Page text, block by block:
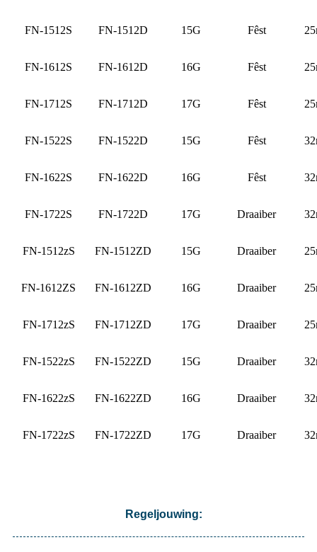
FN-1512S FN-1512D 15G Fêst
FN-1612S FN-1612D 16G Fêst
FN-1712S FN-1712D 17G Fêst
FN-1522S FN-1522D 15G Fêst
FN-1622S FN-1622D 16G Fêst
FN-1722S FN-1722D 17G Draaiber
FN-1512zS FN-1512ZD 15G Draaiber
FN-1612ZS FN-1612ZD 16G Draaiber
FN-1712zS FN-1712ZD 17G Draaiber
FN-1522zS FN-1522ZD 15G Draaiber
FN-1622zS FN-1622ZD 16G Draaiber
FN-1722zS FN-1722ZD 17G Draaiber
Regeljouwing: